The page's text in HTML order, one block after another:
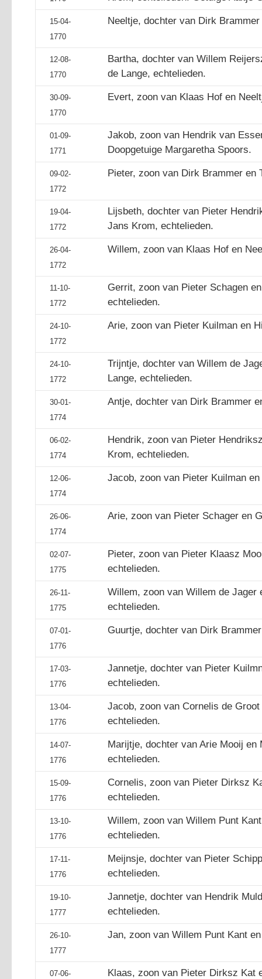
15-04-
1770
Neeltje, dochter van Dirk
12-08-
1770
Bartha, dochter van Willem
de Lange, echtelieden.
30-09-
1770
Evert, zoon van Klaas Hof en
01-09-
1771
Jakob, zoon van Hendrik van
Doopgetuige Margaretha Spoors.
09-02-
1772
Pieter, zoon van Dirk Brammer en
19-04-
1772
Lijsbeth, dochter van Pieter
Jans Krom, echtelieden.
26-04-
1772
Willem, zoon van Klaas Hof en
11-10-
1772
Gerrit, zoon van Pieter Schagen
echtelieden.
24-10-
1772
Arie, zoon van Pieter Kuilman en
24-10-
1772
Trijntje, dochter van Willem de
Lange, echtelieden.
30-01-
1774
Antje, dochter van Dirk Brammer
06-02-
1774
Hendrik, zoon van Pieter
Krom, echtelieden.
12-06-
1774
Jacob, zoon van Pieter Kuilman
26-06-
1774
Arie, zoon van Pieter Schager en
02-07-
1775
Pieter, zoon van Pieter Klaasz
echtelieden.
26-11-
1775
Willem, zoon van Willem de Jager
echtelieden.
07-01-
1776
Guurtje, dochter van Dirk
17-03-
1776
Jannetje, dochter van Pieter
echtelieden.
13-04-
1776
Jacob, zoon van Cornelis de
echtelieden.
14-07-
1776
Marijtje, dochter van Arie Mooij en
echtelieden.
15-09-
1776
Cornelis, zoon van Pieter Dirksz
echtelieden.
13-10-
1776
Willem, zoon van Willem Punt
echtelieden.
17-11-
1776
Meijnsje, dochter van Pieter
echtelieden.
19-10-
1777
Jannetje, dochter van Hendrik
echtelieden.
26-10-
1777
Jan, zoon van Willem Punt Kant
07-06-
Klaas, zoon van Pieter Dirksz Kat